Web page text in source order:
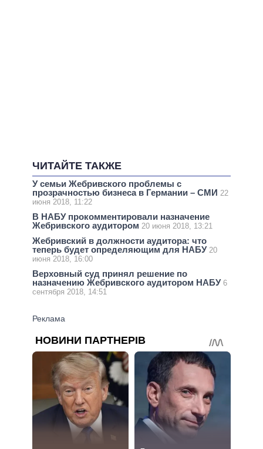
ЧИТАЙТЕ ТАКЖЕ
У семьи Жебривского проблемы с
прозрачностью бизнеса в Германии – СМИ 22
июня 2018, 11:22
В НАБУ прокомментировали назначение
Жебривского аудитором 20 июня 2018, 13:21
Жебривский в должности аудитора: что
теперь будет определяющим для НАБУ 20
июня 2018, 16:00
Верховный суд принял решение по
назначению Жебривского аудитором НАБУ 6
сентября 2018, 14:51